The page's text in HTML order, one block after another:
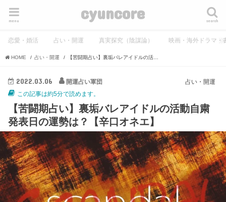
cyuncore search
menu
恋愛・婚活 占い・開運 真実探究（陰謀論） 映画・海外ドラマ・
HOME 占い・開運
占い・開運
2022.03.06
開運占い軍団
この記事は約5分で読めます。
【苦闘期占い】裏垢バレアイドルの活動自粛
発表日の運勢は？【辛口オネエ】